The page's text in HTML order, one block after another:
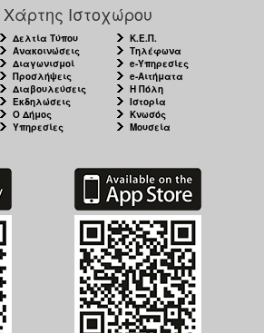
Χάρτης Ιστοχώρου
Δελτία Τύπου
Ανακοινώσεις
Διαγωνισμοί
Προσλήψεις
Διαβουλεύσεις
Εκδηλώσεις
Ο Δήμος
Υπηρεσίες
Κ.Ε.Π.
Τηλέφωνα
e-Υπηρεσίες
e-Αιτήματα
Η Πόλη
Ιστορία
Κνωσός
Μουσεία